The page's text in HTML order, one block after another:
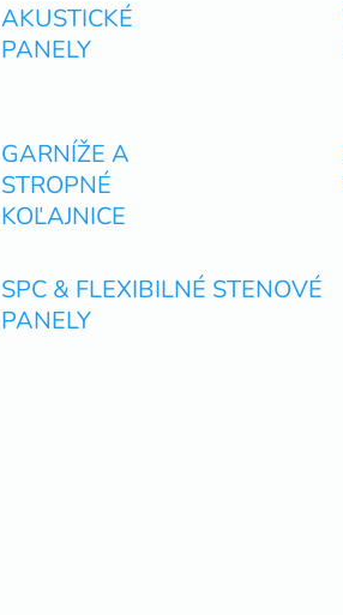
AKUSTICKÉ
PANELY
GARNÍŽE A
STROPNÉ
KOĽAJNICE
SPC & FLEXIBILNÉ STENOVÉ
PANELY